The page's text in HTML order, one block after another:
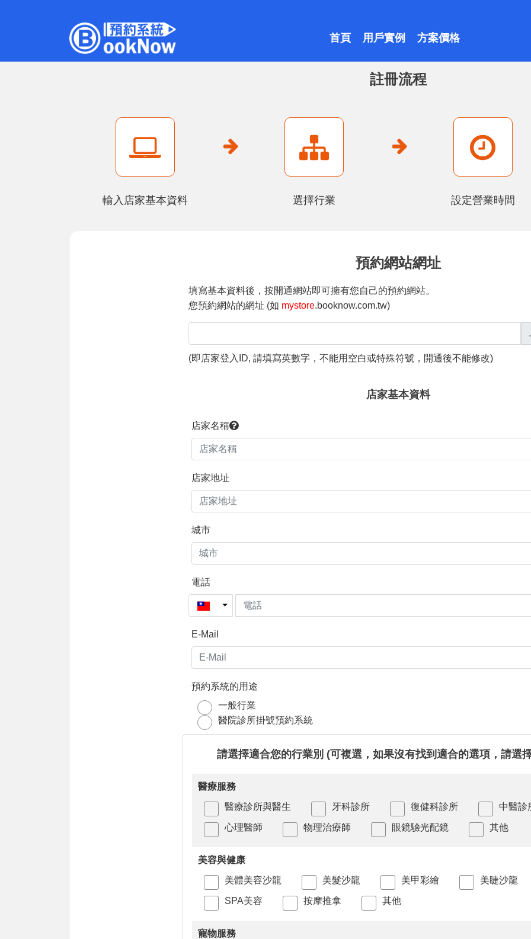
首頁 用戶實例 方案價格
註冊流程
輸入店家基本資料 選擇行業 設定營業時間
預約網站網址
填寫基本資料後，按開通網站即可擁有您自己的預約網站。
您預約網站的網址 (如 mystore.booknow.com.tw)
(即店家登入ID, 請填寫英數字，不能用空白或特殊符號，開通後不能修改)
店家基本資料
店家名稱
店家地址
城市
電話
E-Mail
預約系統的用途
一般行業
醫院診所掛號預約系統
請選擇適合您的行業別 (可複選，如果沒有找到適合的選項，請選
醫療服務
醫療診所與醫生
牙科診所 復健科診所 中醫診
心理醫師 物理治療師 眼鏡驗光配鏡 其他
美容與健康
美體美容沙龍
美髮沙龍 美甲彩繪 美睫沙龍
SPA美容 按摩推拿 其他
寵物服務